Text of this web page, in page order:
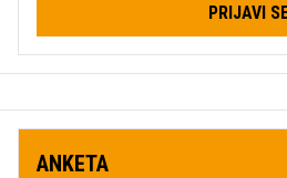
PRIJAVI
ANKETA